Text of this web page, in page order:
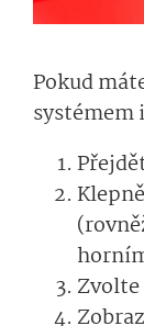
Pokud
systémem